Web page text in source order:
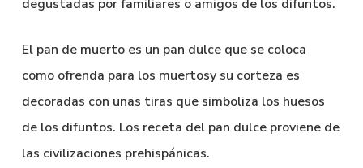
degustadas por familiares o amigos de los difuntos.
El pan de muerto es un pan dulce que se coloca
como ofrenda para los muertosy su corteza es
decoradas con unas tiras que simboliza los huesos
de los difuntos. Los receta del pan dulce proviene de
las civilizaciones prehispánicas.